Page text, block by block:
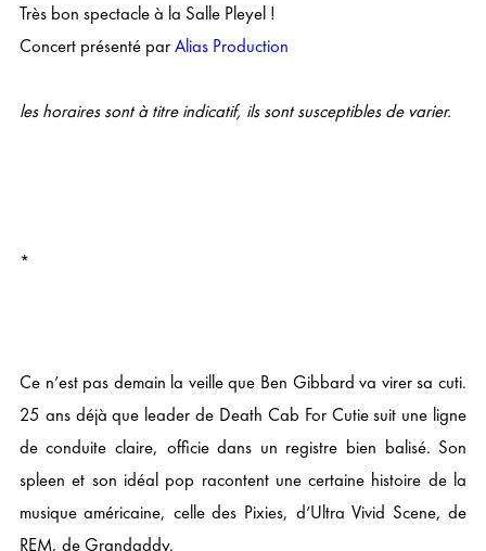
Très bon spectacle à la Salle Pleyel !
Concert présenté parAlias Production
les horaires sont à titre indicatif, ils sont susceptibles de varier.
*
Ce n’est pas demain la veille que Ben Gibbard va virer sa cuti.
25 ans déjà que leader de Death Cab For Cutie suit une ligne
de conduite claire, officie dans un registre bien balisé. Son
spleen et son idéal pop racontent une certaine histoire de la
musique américaine, celle des Pixies, d’Ultra Vivid Scene, de
REM, de Grandaddy.